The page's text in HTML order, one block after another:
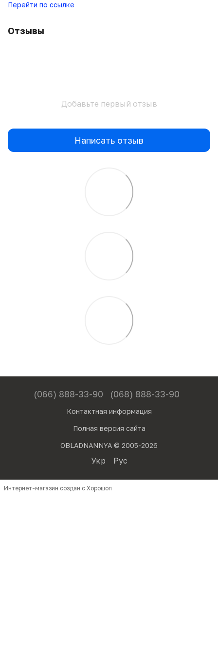
Перейти по ссылке
Отзывы
Добавьте первый отзыв
Написать отзыв
(066) 888-33-90 (068) 888-33-90
Контактная информация
Полная версия сайта
OBLADNANNYA © 2005-2026
Укр Рус
Интернет-магазин создан с Хорошоп